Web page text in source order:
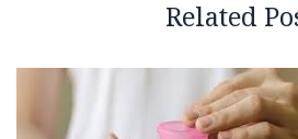
Related